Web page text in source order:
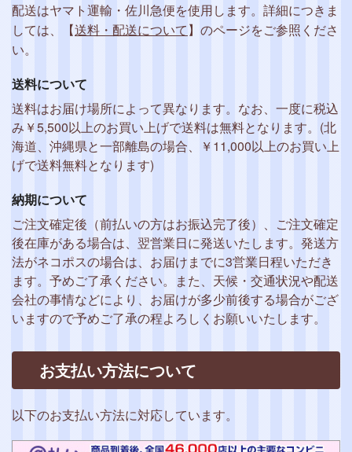
配送はヤマト運輸・佐川急便を使用します。詳細につきま
しては、【送料・配送について】のページをご参照くださ
い。
送料について
送料はお届け場所によって異なります。なお、一度に税込
み￥5,500以上のお買い上げで送料は無料となります。(北
海道、沖縄県と一部離島の場合、￥11,000以上のお買い上
げで送料無料となります)
納期について
ご注文確定後（前払いの方はお振込完了後）、ご注文確定
後在庫がある場合は、翌営業日に発送いたします。発送方
法がネコポスの場合は、お届けまでに3営業日程いただき
ます。予めご了承ください。また、天候・交通状況や配送
会社の事情などにより、お届けが多少前後する場合がござ
いますので予めご了承の程よろしくお願いいたします。
お支払い方法について
以下のお支払い方法に対応しています。